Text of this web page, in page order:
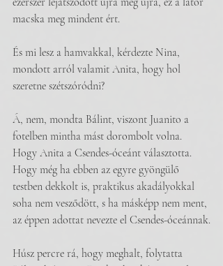
macska meg mindent ért.
És mi lesz a hamvakkal, kérdezte Nina,
mondott arról valamit Anita, hogy hol
szeretne szétszóródni?
Á, nem, mondta Bálint, viszont Juanito a
fotelben mintha mást dorombolt volna.
Hogy Anita a Csendes-óceánt választotta.
Hogy még ha ebben az egyre gyöngülő
testben dekkolt is, praktikus akadályokkal
soha nem vesződött, s ha másképp nem ment,
az éppen adottat nevezte el Csendes-óceánnak.
Húsz percre rá, hogy meghalt, folytatta